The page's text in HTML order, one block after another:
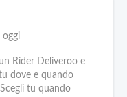
oggi
Rider Deliveroo e
dove e quando
tu quando